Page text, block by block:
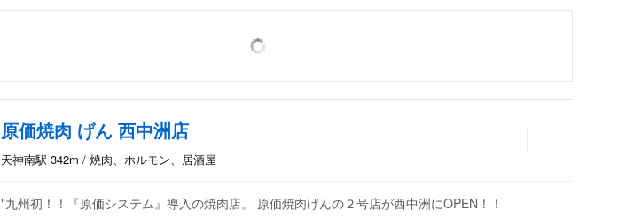
原価焼肉 げん 西中洲店
天神南駅 342m / 焼肉、ホルモン、居酒屋
"九州初！！『原価システム』導入の焼肉店。 原価焼肉げんの２号店が西中洲にOPEN！！